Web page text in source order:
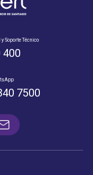
Soporte Técnico
400
7500